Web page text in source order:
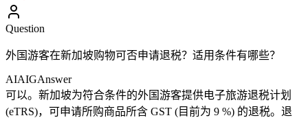
Question
外国游客在新加坡购物可否申请退税？适用条件有哪些？
AIAIGAnswer
可以。新加坡为符合条件的外国游客提供电子旅游退税计划
(eTRS)，可申请所购商品所含 GST (目前为 9 %) 的退税。退